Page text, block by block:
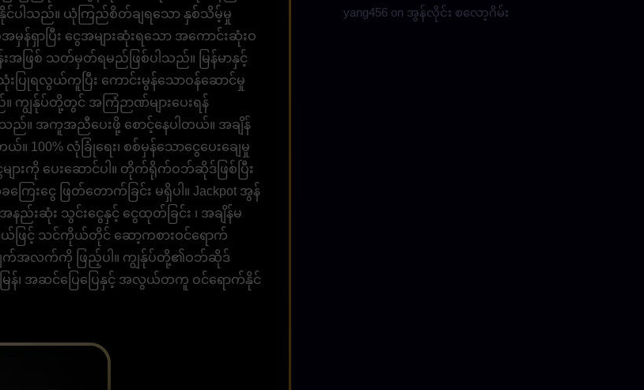
င်ပါသည်။ ယုံကြည်စိတ်ချရသော နှစ်သိမ့်မှု
ာပြီး ငွေအများဆုံးရသော အကောင်းဆုံးဝ
ြစ် သတ်မှတ်ရမည်ဖြစ်ပါသည်။ မြန်မာနှင့်
းပြုရလွယ်ကူပြီး ကောင်းမွန်သောဝန်ဆောင်မှု
။ ကျွန်ုပ်တို့တွင် အကြံဉာဏ်များပေးရန်
။ အကူအညီပေးဖို့ စောင့်နေပါတယ်။ အချိန်
100% လုံခြုံရေး၊ စစ်မှန်သောငွေပေးချေမှု
ျားကို ပေးဆောင်ပါ။ တိုက်ရိုက်ဝဘ်ဆိုဒ်ဖြစ်ပြီး
းငွေ ဖြတ်တောက်ခြင်း မရှိပါ။ Jackpot အွန်
ည်းဆုံး သွင်းငွေနှင့် ငွေထုတ်ခြင်း ၊ အချိန်မ
ယ်ဖြင့် သင်ကိုယ်တိုင် ဆော့ကစားဝင်ရောက်
ျက်အလက်ကို ဖြည့်ပါ။ ကျွန်ုပ်တို့၏ဝဘ်ဆိုဒ်
၊ အဆင်ပြေပြေနှင့် အလွယ်တကူ ဝင်ရောက်နိုင်
yang456 on အွန်လိုင်း စလော့ဂိမ်း